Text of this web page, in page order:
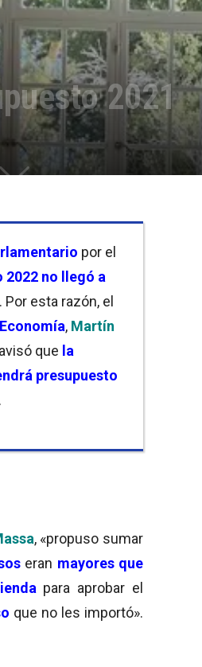
2021
por el
2022 no llegó a
. Por esta razón, el
, Martín
que la
presupuesto
.
, «propuso sumar
eran mayores que
para aprobar el
que no les importó».